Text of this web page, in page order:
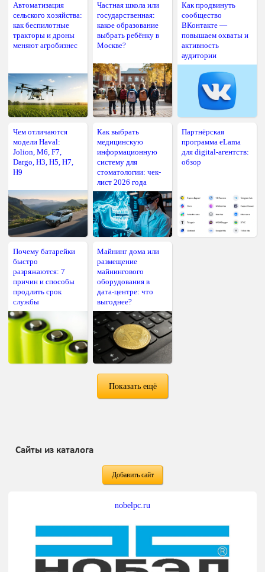
Автоматизация
сельского хозяйства:
как беспилотные
тракторы и дроны
меняют агробизнес
Частная школа или
государственная:
какое образование
выбрать ребёнку в
Москве?
Как продвинуть
сообщество
ВКонтакте —
повышаем охваты и
активность
аудитории
Чем отличаются
модели Haval:
Jolion, M6, F7,
Dargo, H3, H5, H7,
H9
Как выбрать
медицинскую
информационную
систему для
стоматологии: чек-
лист 2026 года
Партнёрская
программа eLama
для digital-агентств:
обзор
Почему батарейки
быстро
разряжаются: 7
причин и способы
продлить срок
службы
Майнинг дома или
размещение
майнингового
оборудования в
дата-центре: что
выгоднее?
Показать ещё
Сайты из каталога
Добавить сайт
nobelpc.ru